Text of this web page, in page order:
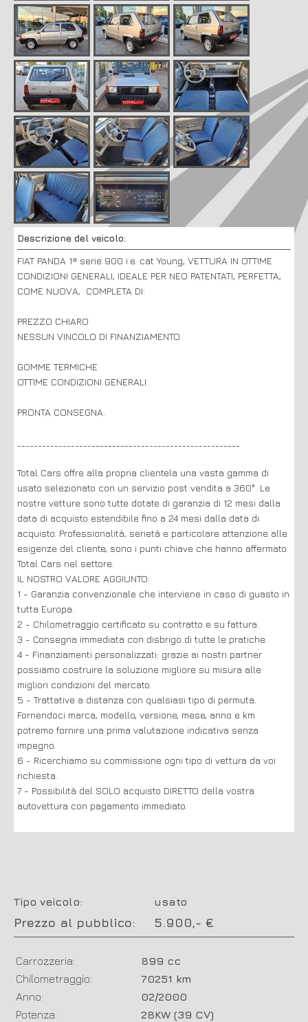
Descrizione del veicolo:
FIAT PANDA 1ª serie 900 i.e. cat Young, VETTURA IN OTTIME
CONDIZIONI GENERALI, IDEALE PER NEO PATENTATI, PERFETTA,
COME NUOVA, COMPLETA DI:
PREZZO CHIARO
NESSUN VINCOLO DI FINANZIAMENTO
GOMME TERMICHE
OTTIME CONDIZIONI GENERALI
PRONTA CONSEGNA.
Total Cars offre alla propria clientela una vasta gamma di
usato selezionato con un servizio post vendita a 360°. Le
nostre vetture sono tutte dotate di garanzia di 12 mesi dalla
data di acquisto estendibile fino a 24 mesi dalla data di
acquisto. Professionalità, serietà e particolare attenzione alle
esigenze del cliente, sono i punti chiave che hanno affermato
Total Cars nel settore.
IL NOSTRO VALORE AGGIUNTO:
1 - Garanzia convenzionale che interviene in caso di guasto in
tutta Europa.
2 - Chilometraggio certificato su contratto e su fattura.
3 - Consegna immediata con disbrigo di tutte le pratiche.
4 - Finanziamenti personalizzati: grazie ai nostri partner
possiamo costruire la soluzione migliore su misura alle
migliori condizioni del mercato.
5 - Trattative a distanza con qualsiasi tipo di permuta.
Fornendoci marca, modello, versione, mese, anno e km
potremo fornire una prima valutazione indicativa senza
impegno.
6 - Ricerchiamo su commissione ogni tipo di vettura da voi
richiesta.
7 - Possibilità del SOLO acquisto DIRETTO della vostra
autovettura con pagamento immediato.
Tipo veicolo: usato
Prezzo al pubblico: 5.900,- €
Carrozzeria:
899 cc
Chilometraggio:
70251 km
Anno:
02/2000
Potenza:
28KW (39 CV)